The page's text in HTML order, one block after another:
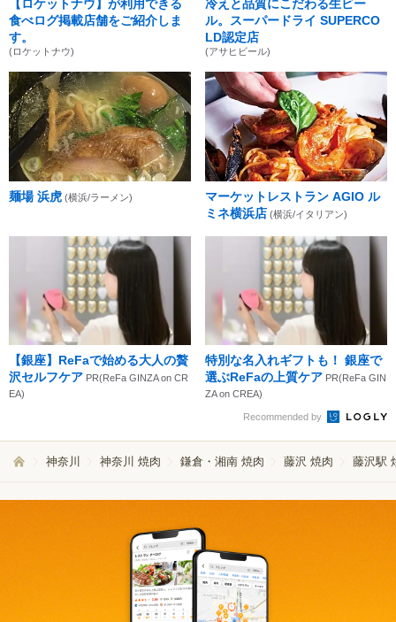
【ロケットナウ】が利用できる
食べログ掲載店舗をご紹介しま
す。
(ロケットナウ)
冷えと品質にこだわる生ビー
ル。スーパードライ SUPERCO
LD認定店
(アサヒビール)
麺場 浜虎 (横浜/ラーメン)
マーケットレストラン AGIO ル
ミネ横浜店 (横浜/イタリアン)
【銀座】ReFaで始める大人の贅
沢セルフケア PR(ReFa GINZA on CR
EA)
特別な名入れギフトも！ 銀座で
選ぶReFaの上質ケア PR(ReFa GIN
ZA on CREA)
Recommended by
神奈川 神奈川 焼肉 鎌倉・湘南 焼肉 藤沢 焼肉 藤沢駅